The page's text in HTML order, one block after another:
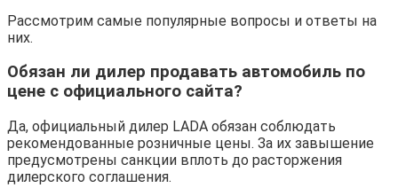
Рассмотрим самые популярные вопросы и ответы на
них.
Обязан ли дилер продавать автомобиль по
цене с официального сайта?
Да, официальный дилер LADA обязан соблюдать
рекомендованные розничные цены. За их завышение
предусмотрены санкции вплоть до расторжения
дилерского соглашения.